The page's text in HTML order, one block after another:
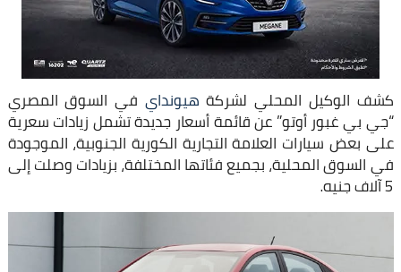
كشف الوكيل المحلي لشركة هيونداي في السوق المصري
“جي بي غبور أوتو” عن قائمة أسعار جديدة تشمل زيادات سعرية
على بعض سيارات العلامة التجارية الكورية الجنوبية، الموجودة
في السوق المحلية، بجميع فئاتها المختلفة، بزيادات وصلت إلى
5 آلاف جنيه.